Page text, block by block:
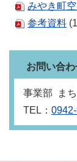
みやき町
参考資料
お問い合わ
事業部 ま
TEL：